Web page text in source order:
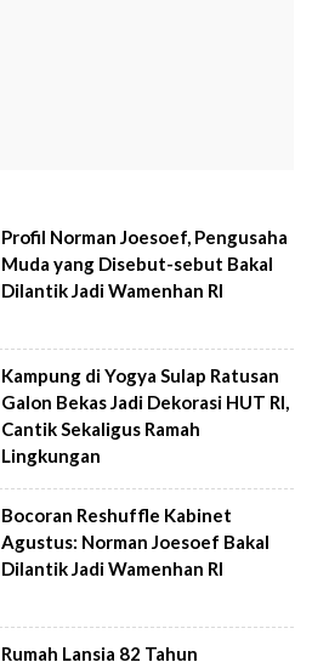
Profil Norman Joesoef, Pengusaha
Muda yang Disebut-sebut Bakal
Dilantik Jadi Wamenhan RI
Kampung di Yogya Sulap Ratusan
Galon Bekas Jadi Dekorasi HUT RI,
Cantik Sekaligus Ramah
Lingkungan
Bocoran Reshuffle Kabinet
Agustus: Norman Joesoef Bakal
Dilantik Jadi Wamenhan RI
Rumah Lansia 82 Tahun